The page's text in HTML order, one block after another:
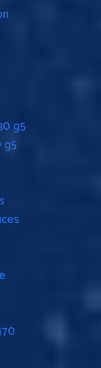
g5
g5